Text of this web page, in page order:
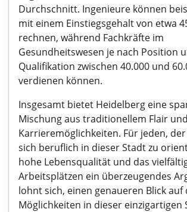
Durchschnitt. Ingenieure können
mit einem Einstiegsgehalt von etwa
rechnen, während Fachkräfte im
Gesundheitswesen je nach Position
Qualifikation zwischen 40.000 und
verdienen können.
Insgesamt bietet Heidelberg eine
Mischung aus traditionellem Flair
Karrieremöglichkeiten. Für jeden,
sich beruflich in dieser Stadt zu
hohe Lebensqualität und das
Arbeitsplätzen ein überzeugendes
lohnt sich, einen genaueren Blick auf
Möglichkeiten in dieser einzigartigen